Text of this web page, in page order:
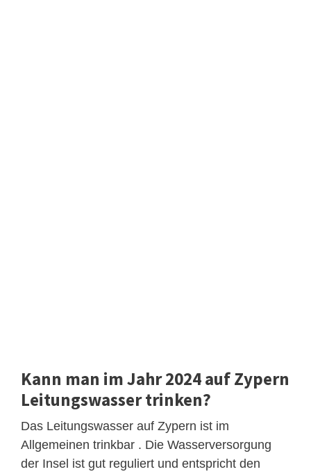
Kann man im Jahr 2024 auf Zypern
Leitungswasser trinken?
Das Leitungswasser auf Zypern ist im
Allgemeinen trinkbar . Die Wasserversorgung
der Insel ist gut reguliert und entspricht den